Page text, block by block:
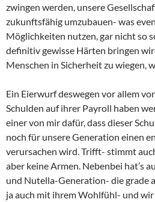
zwingen werden, unsere
zukunftsfähig umzubauen- was
Möglichkeiten nutzen, gar nicht so
definitiv gewisse Härten bringen
Menschen in Sicherheit zu wiegen,
Ein Eierwurf deswegen vor allem
Schulden auf ihrer Payroll haben
einer von mir dafür, dass dieser
noch für unsere Generation einen
verursachen wird. Trifft- stimmt
aber keine Armen. Nebenbei hat’s
und Nutella-Generation- die grade
ja auch mit ihrem Wohlfühl- und wir